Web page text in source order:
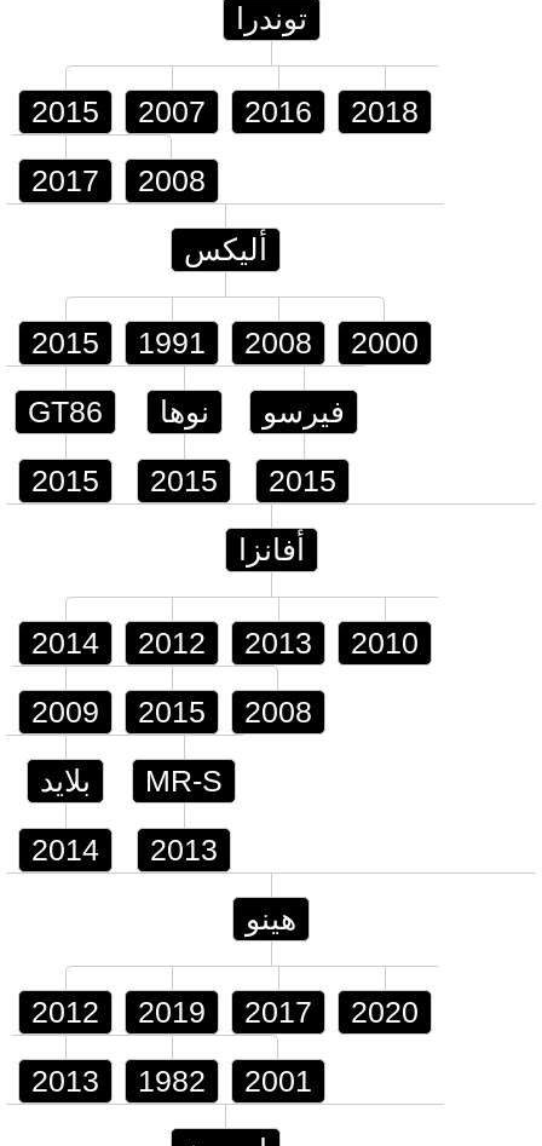
توندرا
2015 2007 2016 2018
2017 2008
أليكس
2015 1991 2008 2000
GT86
2015
نوها
2015
فيرسو
2015
أفانزا
2014 2012 2013 2010
2009 2015 2008
بلايد
2014
MR-S
2013
هينو
2012 2019 2017 2020
2013 1982 2001